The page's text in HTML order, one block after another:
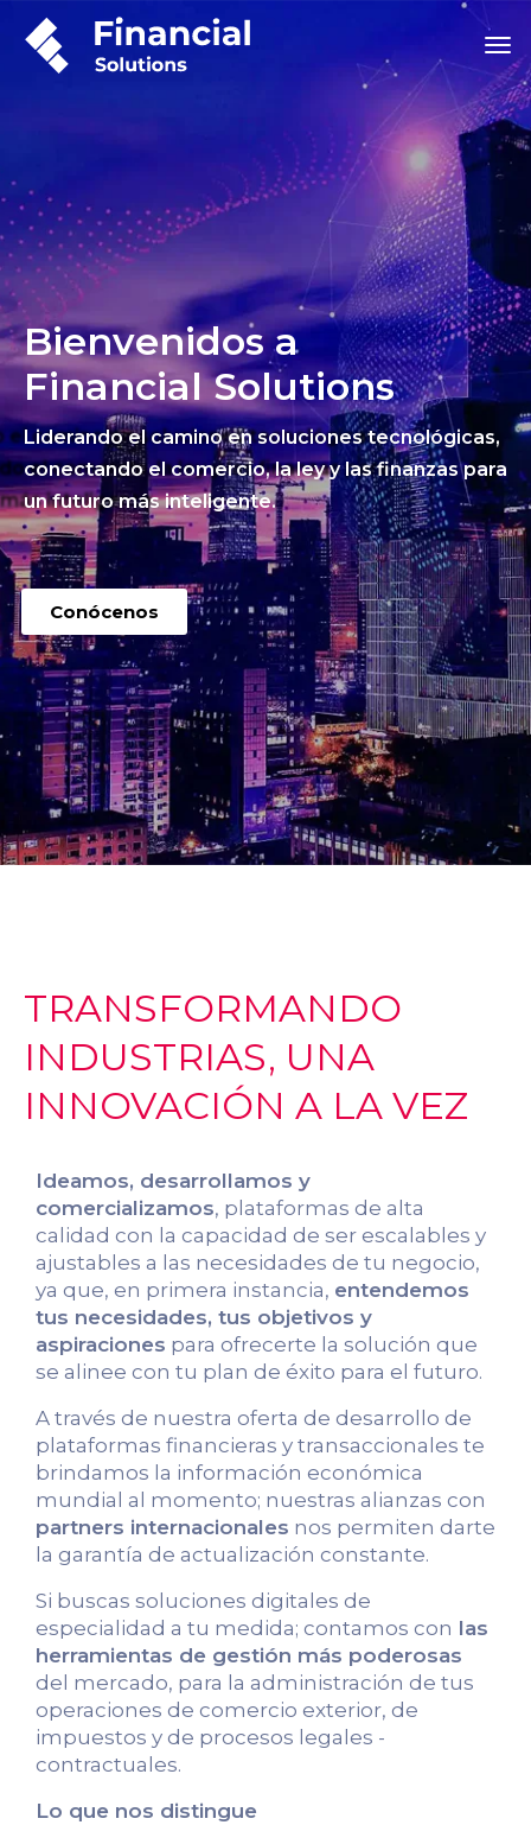
Bienvenidos a
Financial Solutions
Liderando el camino en soluciones tecnológicas,
conectando el comercio, la ley y las finanzas para
un futuro más inteligente.
Conócenos
TRANSFORMANDO
INDUSTRIAS, UNA
INNOVACIÓN A LA VEZ
Ideamos, desarrollamos y
comercializamos, plataformas de alta
calidad con la capacidad de ser escalables y
ajustables a las necesidades de tu negocio,
ya que, en primera instancia, entendemos
tus necesidades, tus objetivos y
aspiraciones para ofrecerte la solución que
se alinee con tu plan de éxito para el futuro.
A través de nuestra oferta de desarrollo de
plataformas financieras y transaccionales te
brindamos la información económica
mundial al momento; nuestras alianzas con
partners internacionales nos permiten darte
la garantía de actualización constante.
Si buscas soluciones digitales de
especialidad a tu medida; contamos con las
herramientas de gestión más poderosas
del mercado, para la administración de tus
operaciones de comercio exterior, de
impuestos y de procesos legales -
contractuales.
Lo que nos distingue